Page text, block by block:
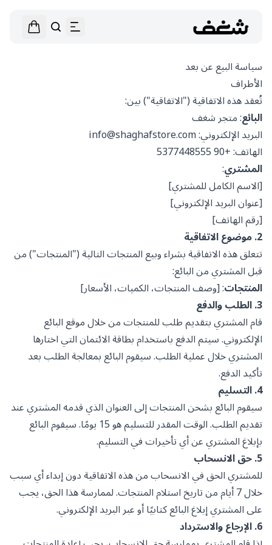
سياسة البيع عن بعد
الأطراف
تُعقد هذه الاتفاقية ("الاتفاقية") بين:
البائع: متجر شغف
البريد الإلكتروني: info@shaghafstore.com
الهاتف: +90 5377448555
المشتري:
[الاسم الكامل للمشتري]
[عنوان البريد الإلكتروني]
[رقم الهاتف]
2. موضوع الاتفاقية
تتعلق هذه الاتفاقية بشراء وبيع المنتجات التالية ("المنتجات") من
قبل المشتري من البائع:
المنتجات: [وصف المنتجات، الكميات، الأسعار]
3. الطلب والدفع
قام المشتري بتقديم طلب للمنتجات من خلال موقع البائع
الإلكتروني. سيتم الدفع باستخدام بطاقة الائتمان التي اختارها
المشتري خلال عملية الطلب. سيقوم البائع بمعالجة الطلب بعد
تأكيد الدفع.
4. التسليم
سيقوم البائع بشحن المنتجات إلى العنوان الذي قدمه المشتري عند
تقديم الطلب. الوقت المقدر للتسليم هو 15 يومًا. سيقوم البائع
بإبلاغ المشتري عن أي تأخيرات في التسليم.
5. حق الانسحاب
للمشتري الحق في الانسحاب من هذه الاتفاقية دون إبداء أي سبب
خلال 7 أيام من تاريخ استلام المنتجات. لممارسة هذا الحق، يجب
على المشتري إبلاغ البائع كتابيًا أو عبر البريد الإلكتروني.
6. الإرجاع والاسترداد